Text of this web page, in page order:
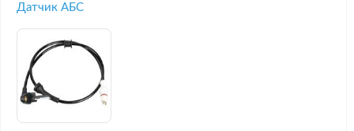
Датчик АБС